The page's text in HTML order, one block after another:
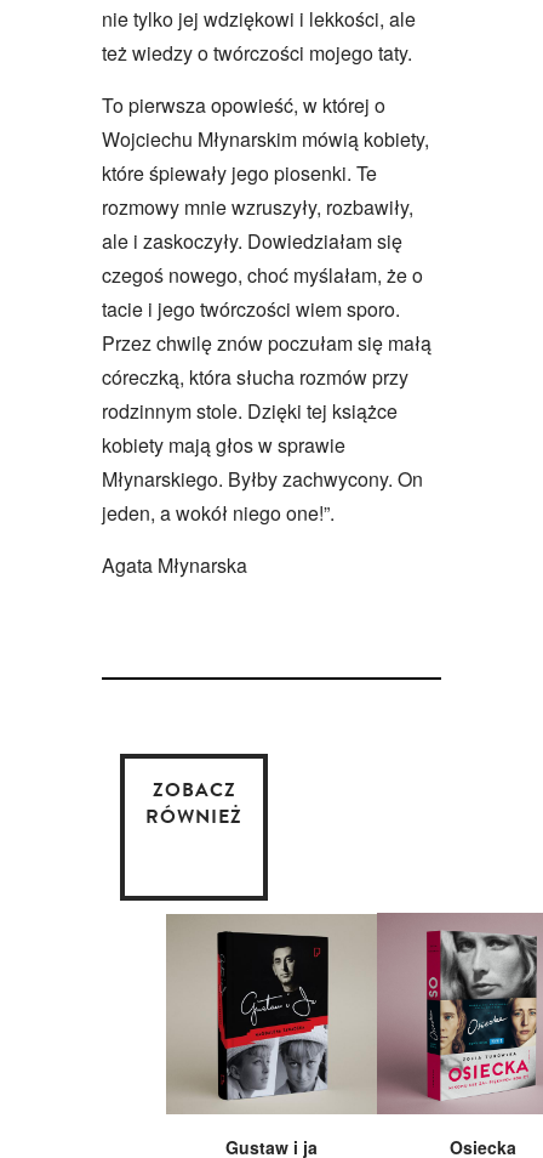
nie tylko jej wdziękowi i lekkości, ale
też wiedzy o twórczości mojego taty.
To pierwsza opowieść, w której o
Wojciechu Młynarskim mówią kobiety,
które śpiewały jego piosenki. Te
rozmowy mnie wzruszyły, rozbawiły,
ale i zaskoczyły. Dowiedziałam się
czegoś nowego, choć myślałam, że o
tacie i jego twórczości wiem sporo.
Przez chwilę znów poczułam się małą
córeczką, która słucha rozmów przy
rodzinnym stole. Dzięki tej książce
kobiety mają głos w sprawie
Młynarskiego. Byłby zachwycony. On
jeden, a wokół niego one!”.
Agata Młynarska
ZOBACZ
RÓWNIEŻ
Gustaw i ja
Osiecka